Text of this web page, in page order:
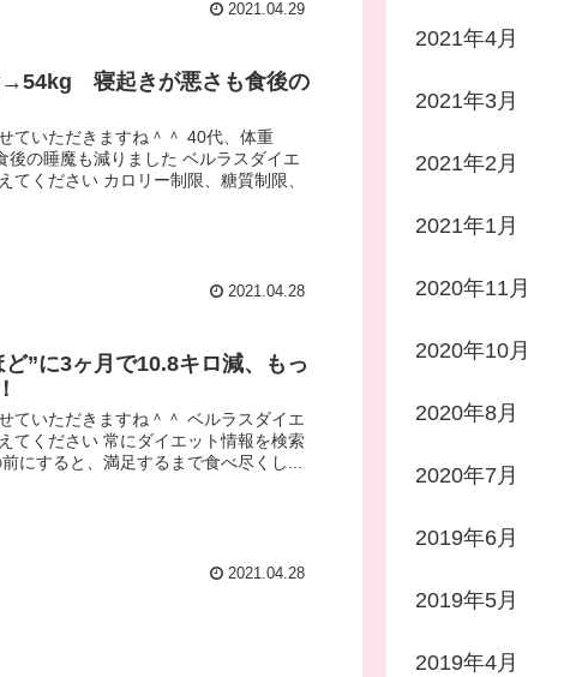
2021.04.29
寝起きが悪さも食後の
ていただきますね＾＾ 40代、体重
の睡魔も減りました ベルラスダイエ
てください カロリー制限、糖質制限、
2021.04.28
ど”に3ヶ月で10.8キロ減、もっ
ていただきますね＾＾ ベルラスダイエ
てください 常にダイエット情報を検索
にすると、満足するまで食べ尽くし...
2021.04.28
2021年4月
2021年3月
2021年2月
2021年1月
2020年11月
2020年10月
2020年8月
2020年7月
2019年6月
2019年5月
2019年4月